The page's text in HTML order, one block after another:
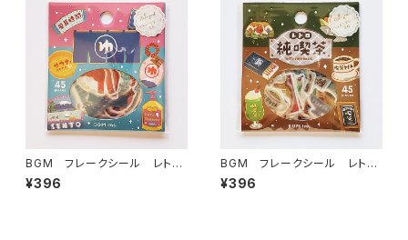
BGM フレークシール レトロ
散策・銭湯
¥396
BGM フレークシール レトロ
散策・純喫茶
¥396